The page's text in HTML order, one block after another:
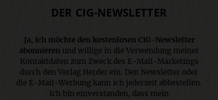
DER CIG-NEWSLETTER
Ja, ich möchte den kostenlosen CiG-Newsletter
abonnieren und willige in die Verwendung meiner
Kontaktdaten zum Zweck des E-Mail-Marketings
durch den Verlag Herder ein. Den Newsletter oder
die E-Mail-Werbung kann ich jederzeit abbestellen.
Ich bin einverstanden, dass mein